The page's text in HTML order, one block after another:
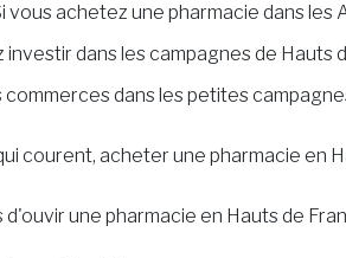
vous achetez une pharmacie dans
investir dans les campagnes de
dans les petites
courent, acheter une pharmacie en
une pharmacie en Hauts de